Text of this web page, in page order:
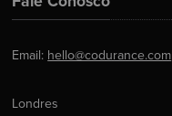
Email: hello@codurance.com
Londres